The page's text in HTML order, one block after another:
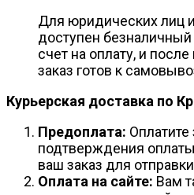
Для юридических лиц
доступен
счет на оплату, и
заказ готов к
Курьерская доставка по
Предоплата: Оплатите
подтверждения
ваш заказ для
Оплата на сайте: Вам